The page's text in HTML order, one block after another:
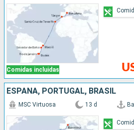
Comidas incluidas
ESPAÑA, PORTUGAL, BRASIL
MSC Virtuosa 13 d